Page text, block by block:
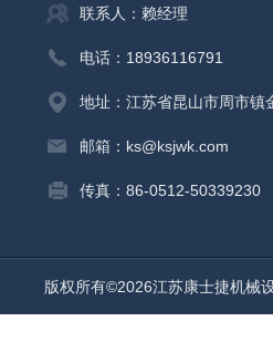
联系人：赖经理
电话：18936116791
地址：江苏省昆山市周市镇
邮箱：ks@ksjwk.com
传真：86-0512-50339230
版权所有©2026江苏康士捷机